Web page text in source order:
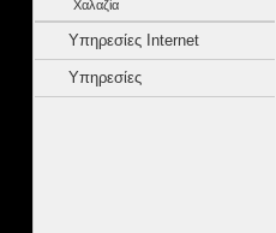
Χαλαζία
Υπηρεσίες Internet
Υπηρεσίες